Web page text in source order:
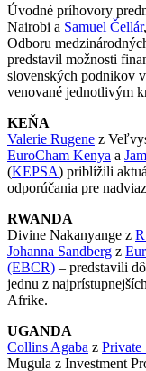
Úvodné príhovory
Nairobi a Samuel Čellár
Odboru
predstavil možnosti
slovenských podnikov
venované jednotlivým
KEŇA
Valerie Rugene z
EuroCham Kenya a
(KEPSA) priblížili
odporúčania pre
RWANDA
Divine Nakanyange z
Johanna Sandberg z
(EBCR) – predstavili
jednu z
Afrike.
UGANDA
Collins Agaba z Private
Mugula z Investment